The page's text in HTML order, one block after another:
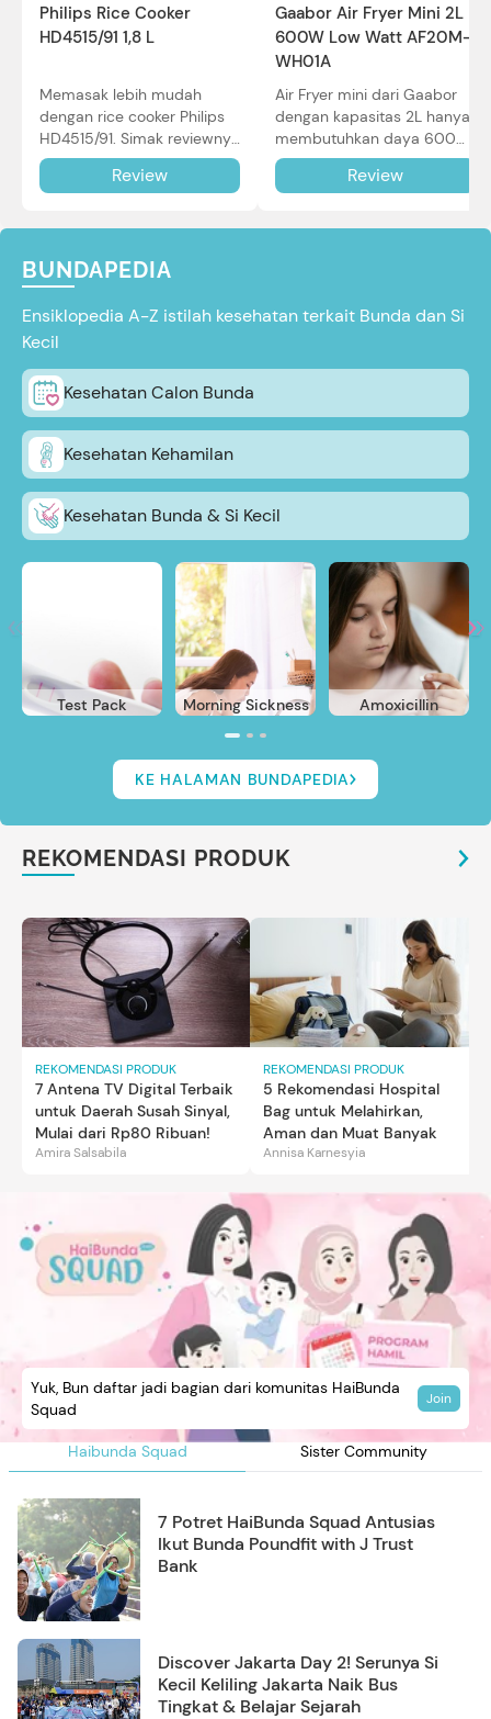
Philips Rice Cooker
HD4515/91 1,8 L
Memasak lebih mudah
dengan rice cooker Philips
HD4515/91. Simak reviewnya
di sini.
Review
Gaabor Air Fryer Mini 2L
600W Low Watt AF20M-
WH01A
Air Fryer mini dari Gaabor
dengan kapasitas 2L hanya
membutuhkan daya 600W
dalam pemakaian. Simak
review selengkapnya di sini.
Review
BUNDAPEDIA
Ensiklopedia A-Z istilah kesehatan terkait Bunda dan Si
Kecil
Kesehatan Calon Bunda
Kesehatan Kehamilan
Kesehatan Bunda & Si Kecil
Test Pack Morning Sickness Amoxicillin
KE HALAMAN BUNDAPEDIA
REKOMENDASI PRODUK
REKOMENDASI PRODUK
7 Antena TV Digital Terbaik
untuk Daerah Susah Sinyal,
Mulai dari Rp80 Ribuan!
Amira Salsabila
REKOMENDASI PRODUK
5 Rekomendasi Hospital
Bag untuk Melahirkan,
Aman dan Muat Banyak
Annisa Karnesyia
Haibunda Squad Sister Community
Yuk, Bun daftar jadi bagian dari komunitas HaiBunda
Squad
Join
7 Potret HaiBunda Squad Antusias
Ikut Bunda Poundfit with J Trust
Bank
Discover Jakarta Day 2! Serunya Si
Kecil Keliling Jakarta Naik Bus
Tingkat & Belajar Sejarah